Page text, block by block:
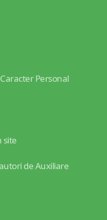
Personal
site
de Auxiliare